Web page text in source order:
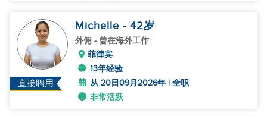
直接聘用
Michelle - 42岁
外佣 - 曾在海外工作
菲律宾
13年经验
从 20日09月2026年 | 全职
非常活跃